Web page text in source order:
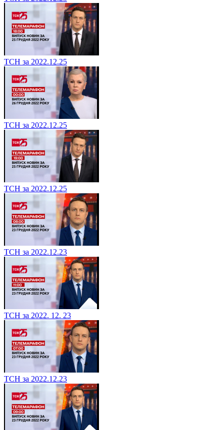
ТСН за 2022.12.25
ТСН за 2022.12.25
ТСН за 2022.12.25
ТСН за 2022.12.23
ТСН за 2022. 12. 23
ТСН за 2022.12.23